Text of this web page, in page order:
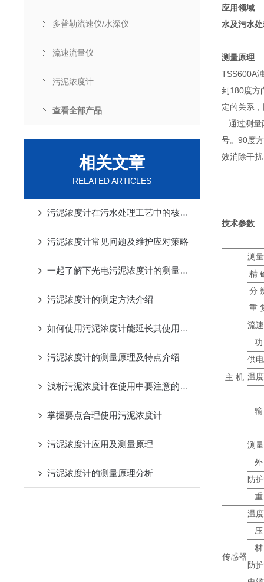
多普勒流速仪/水深仪
流速流量仪
污泥浓度计
查看全部产品
相关文章
RELATED ARTICLES
污泥浓度计在污水处理工艺中的核心监测作用
污泥浓度计常见问题及维护应对策略
一起了解下光电污泥浓度计的测量原理
污泥浓度计的测定方法介绍
如何使用污泥浓度计能延长其使用寿命？
污泥浓度计的测量原理及特点介绍
浅析污泥浓度计在使用中要注意的几点问题
掌握要点合理使用污泥浓度计
污泥浓度计应用及测量原理
污泥浓度计的测量原理分析
应用领域
水及污水
测量原理
TSS600A
到180度方
定的关系
通过测量
号。90度
效消除干
技术参数
主 机
测
精
分
重
流
供
温
测
防
传感器
温
防